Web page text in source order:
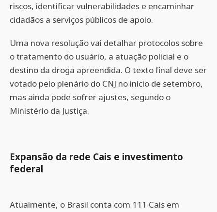
riscos, identificar vulnerabilidades e encaminhar
cidadãos a serviços públicos de apoio.
Uma nova resolução vai detalhar protocolos sobre
o tratamento do usuário, a atuação policial e o
destino da droga apreendida. O texto final deve ser
votado pelo plenário do CNJ no início de setembro,
mas ainda pode sofrer ajustes, segundo o
Ministério da Justiça.
Expansão da rede Cais e investimento
federal
Atualmente, o Brasil conta com 111 Cais em